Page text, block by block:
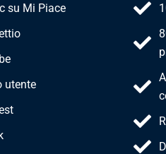
su Mi Piace
utente